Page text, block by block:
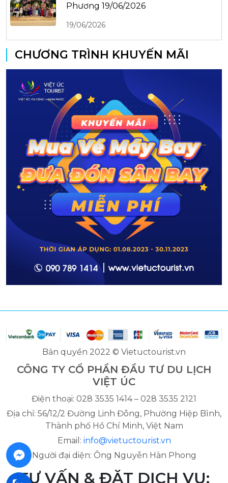
Phương 19/06/2026
19/06/2026
CHƯƠNG TRÌNH KHUYẾN MÃI
Bản quyền 2022 © Vietuctourist.vn
CÔNG TY CỔ PHẦN ĐẦU TƯ DU LỊCH
VIỆT ÚC
Điện thoại: 028 3535 1414 – 028 3535 2121
Địa chỉ: 56/12/2 Đường Linh Đông, Phường Hiệp Bình,
Thành phố Hồ Chí Minh, Việt Nam
Email: info@vietuctourist.vn
Người đại diện: Ông Nguyễn Hàn Phong
TƯ VẤN & ĐẶT DỊCH VỤ: